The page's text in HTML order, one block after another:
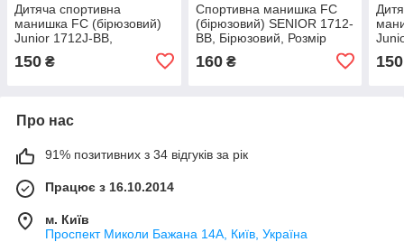
Дитяча спортивна
манишка FC (бірюзовий)
Junior 1712J-BB,
Бірюзовий, Розмір (EU) —
152 cm
150 ₴
Спортивна манишка FC
(бірюзовий) SENIOR 1712-
BB, Бірюзовий, Розмір
160₴ 150
Про нас
91% позитивних з 34 відгуків за рік
Працює з 16.10.2014
м. Київ
Проспект Миколи Бажана 14А, Київ, Україна